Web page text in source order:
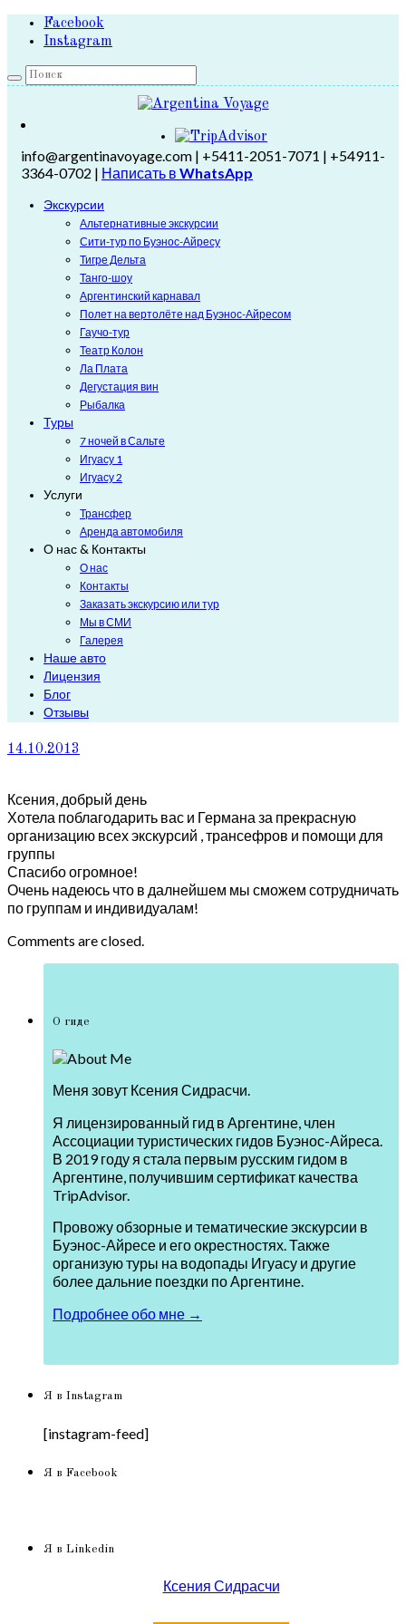
Facebook
Instagram
info@argentinavoyage.com | +5411-2051-7071 | +54911-
3364-0702 | Написать в WhatsApp
Экскурсии
Альтернативные экскурсии
Сити-тур по Буэнос-Айресу
Тигре Дельта
Танго-шоу
Аргентинский карнавал
Полет на вертолёте над Буэнос-Айресом
Гаучо-тур
Театр Колон
Ла Плата
Дегустация вин
Рыбалка
Туры
7 ночей в Сальте
Игуасу 1
Игуасу 2
Услуги
Трансфер
Аренда автомобиля
О нас & Контакты
О нас
Контакты
Заказать экскурсию или тур
Мы в СМИ
Галерея
Наше авто
Лицензия
Блог
Отзывы
14.10.2013
Ксения, добрый день
Хотела поблагодарить вас и Германа за прекрасную
организацию всех экскурсий , трансефров и помощи для
группы
Спасибо огромное!
Очень надеюсь что в далнейшем мы сможем сотрудничать
по группам и индивидуалам!
Comments are closed.
О гиде
Меня зовут Ксения Сидрасчи.
Я лицензированный гид в Аргентине, член
Ассоциации туристических гидов Буэнос-Айреса.
В 2019 году я стала первым русским гидом в
Аргентине, получившим сертификат качества
TripAdvisor.
Провожу обзорные и тематические экскурсии в
Буэнос-Айресе и его окрестностях. Также
организую туры на водопады Игуасу и другие
более дальние поездки по Аргентине.
Подробнее обо мне →
Я в Instagram
[instagram-feed]
Я в Facebook
Я в Linkedin
Ксения Сидрасчи